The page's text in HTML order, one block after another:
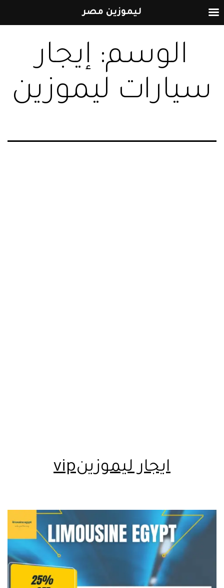
إلى
المحتوىالوسم: إيجار
سيارات ليموزين
ايجار ليموزينvip
ليموزين مصر